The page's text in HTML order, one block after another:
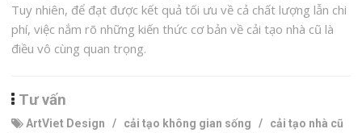
Tuy nhiên, để đạt được kết quả tối ưu về cả chất lượng lẫn chi
phí, việc nắm rõ những kiến thức cơ bản về cải tạo nhà cũ là
điều vô cùng quan trọng.
Tư vấn
ArtViet Design / cải tạo không gian sống / cải tạo nhà cũ